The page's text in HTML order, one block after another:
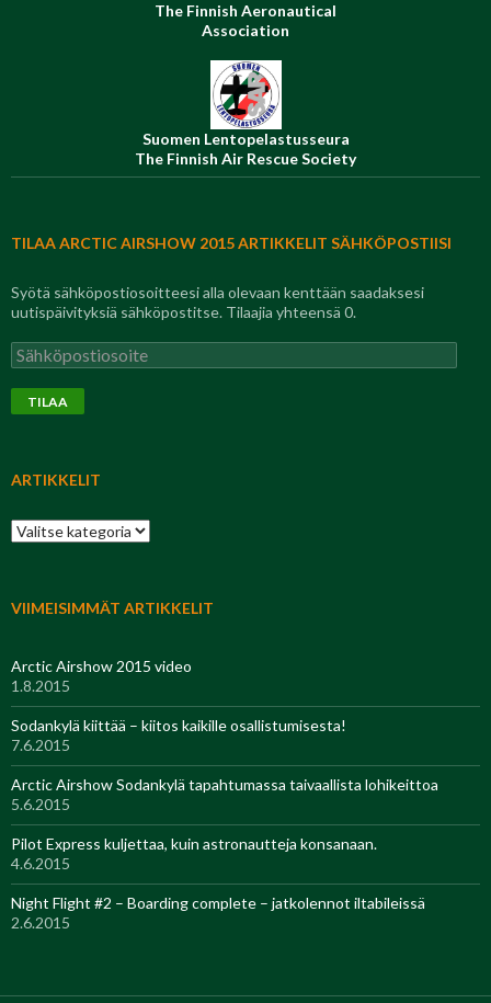
The Finnish Aeronautical
Association
Suomen Lentopelastusseura
The Finnish Air Rescue Society
TILAA ARCTIC AIRSHOW 2015 ARTIKKELIT SÄHKÖPOSTIISI
Syötä sähköpostiosoitteesi alla olevaan kenttään saadaksesi
uutispäivityksiä sähköpostitse. Tilaajia yhteensä 0.
Sähköpostiosoite
TILAA
ARTIKKELIT
Artikkelit
VIIMEISIMMÄT ARTIKKELIT
Arctic Airshow 2015 video
1.8.2015
Sodankylä kiittää – kiitos kaikille osallistumisesta!
7.6.2015
Arctic Airshow Sodankylä tapahtumassa taivaallista lohikeittoa
5.6.2015
Pilot Express kuljettaa, kuin astronautteja konsanaan.
4.6.2015
Night Flight #2 – Boarding complete – jatkolennot iltabileissä
2.6.2015